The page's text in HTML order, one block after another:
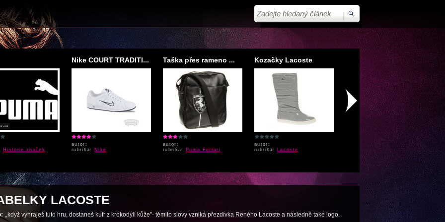
Historie značek
Nike COURT TRADITI...
autor:
rubrika: Nike
Taška přes rameno ...
autor:
rubrika: Puma Ferrari
Kozačky Lacoste
autor:
rubrika: Lacoste
Adidas ADI Racer
LACOSTE
,,když vyhraješ tuto hru, dostaneš kufr z krokodýlí kůže"- těmito slovy vzniká přezdívka Reného Lacoste a následně také logo.